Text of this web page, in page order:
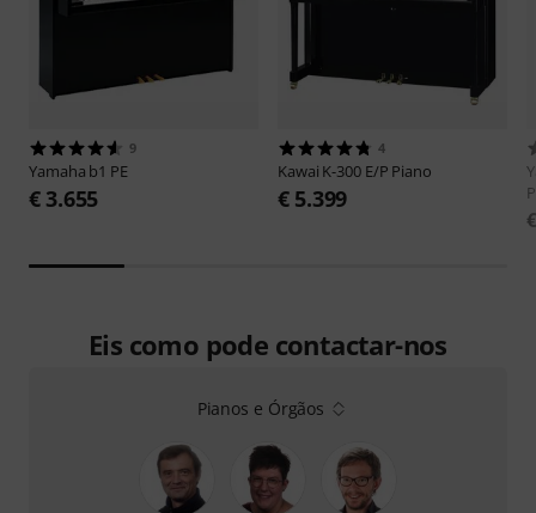
9
Yamaha b1 PE
€ 3.655
4
Kawai K-300 E/P Piano
€ 5.399
Eis como pode contactar-nos
Pianos e Órgãos